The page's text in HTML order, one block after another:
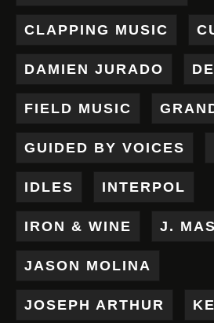
CLAPPING MUSIC
DAMIEN JURADO
FIELD MUSIC
GUIDED BY VOICES
IDLES INTERPOL
IRON & WINE J.
JASON MOLINA
JOSEPH ARTHUR